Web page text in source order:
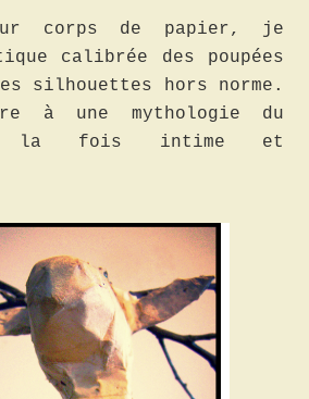
corps de papier, je
calibrée des poupées
silhouettes hors norme.
à une mythologie du
la fois intime et